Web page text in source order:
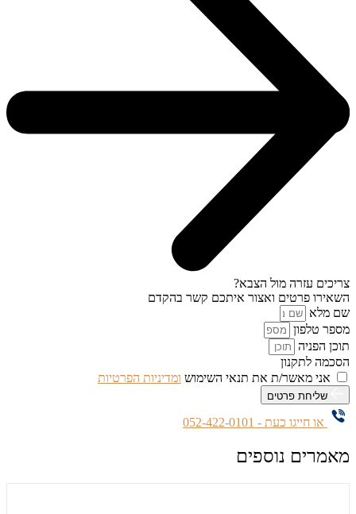
צריכים עזרה מול הצבא?
השאירו פרטים ואצור איתכם קשר בהקדם
שם מלא
מספר טלפון
תוכן הפניה
הסכמה לתקנון
אני מאשר/ת את תנאי השימוש ומדיניות הפרטיות
שליחת פרטים
או חייגו כעת - 052-422-0101
מאמרים נוספים